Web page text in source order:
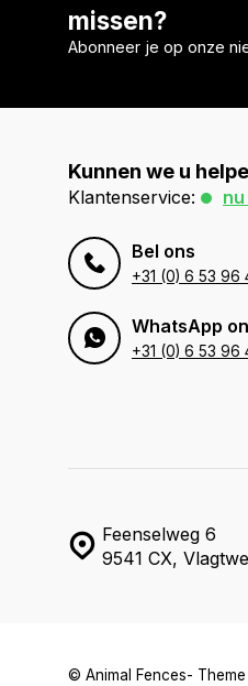
missen?
Abonneer je op onze
Kunnen we u
Klantenservice:
Bel ons
+31 (0) 6 53 96
WhatsApp
+31 (0) 6 53 96
Feenselweg 6
9541 CX,
© Animal Fences-